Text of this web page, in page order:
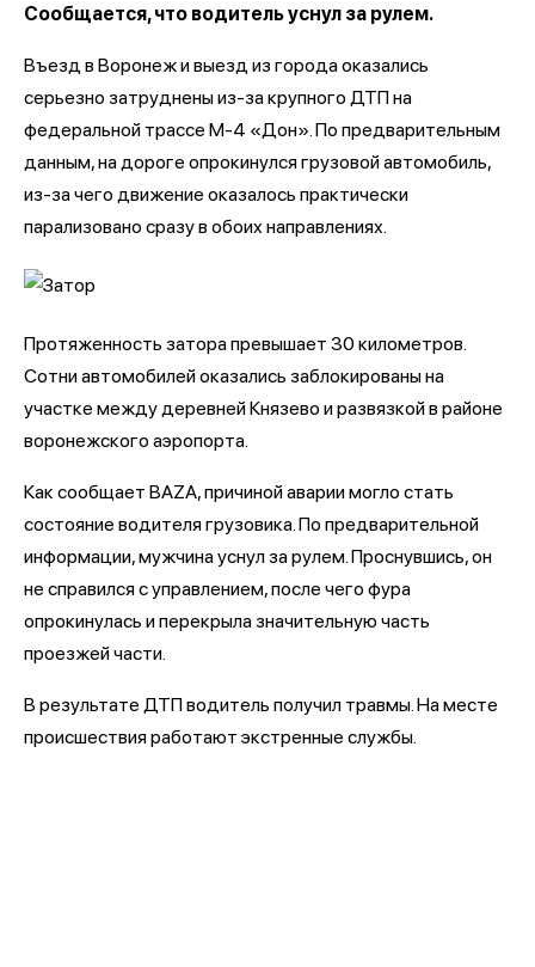
Сообщается, что водитель уснул за рулем.
Въезд в Воронеж и выезд из города оказались
серьезно затруднены из-за крупного ДТП на
федеральной трассе М-4 «Дон». По предварительным
данным, на дороге опрокинулся грузовой автомобиль,
из-за чего движение оказалось практически
парализовано сразу в обоих направлениях.
Протяженность затора превышает 30 километров.
Сотни автомобилей оказались заблокированы на
участке между деревней Князево и развязкой в районе
воронежского аэропорта.
Как сообщает BAZA, причиной аварии могло стать
состояние водителя грузовика. По предварительной
информации, мужчина уснул за рулем. Проснувшись, он
не справился с управлением, после чего фура
опрокинулась и перекрыла значительную часть
проезжей части.
В результате ДТП водитель получил травмы. На месте
происшествия работают экстренные службы.